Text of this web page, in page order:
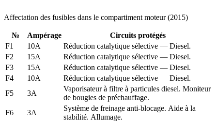
Affectation des fusibles dans le compartiment moteur (2015)
№ Ampérage
Circuits protégés
F1
10A
Réduction catalytique sélective — Diesel.
F2
15A
Réduction catalytique sélective — Diesel.
F3
15A
Réduction catalytique sélective — Diesel.
F4
10A
Réduction catalytique sélective — Diesel.
F5
3A
Vaporisateur à filtre à particules diesel. Moniteur
de bougies de préchauffage.
F6
3A
Système de freinage anti-blocage. Aide à la
stabilité. Allumage.